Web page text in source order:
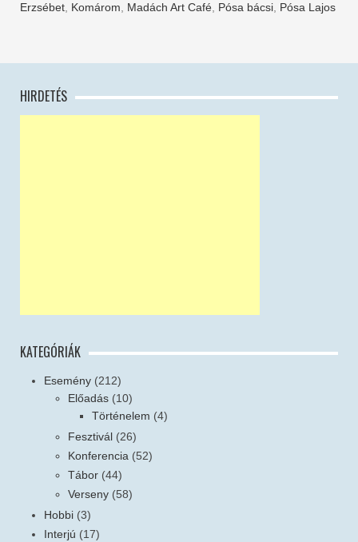
Erzsébet, Komárom, Madách Art Café, Pósa bácsi, Pósa Lajos
HIRDETÉS
KATEGÓRIÁK
Esemény (212)
Előadás (10)
Történelem (4)
Fesztivál (26)
Konferencia (52)
Tábor (44)
Verseny (58)
Hobbi (3)
Interjú (17)